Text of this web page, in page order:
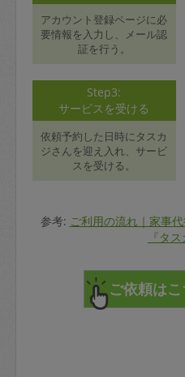
アカウント登録ページに必
要情報を入力し、メール認
証を行う。
Step3:
サービスを受ける
依頼予約した日時にタスカ
ジさんを迎え入れ、サービ
スを受ける。
参考: ご利用の流れ｜家事
『タス